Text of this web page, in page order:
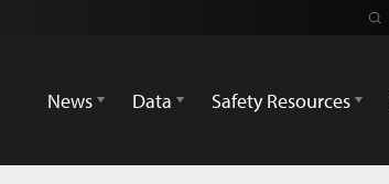
News
Data Safety Resources